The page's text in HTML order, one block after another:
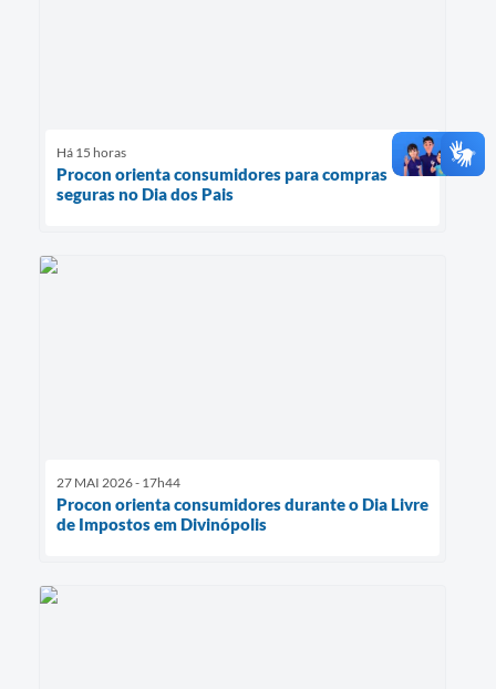
Há 15 horas
Procon orienta consumidores para compras
seguras no Dia dos Pais
27 MAI 2026 - 17h44
Procon orienta consumidores durante o Dia Livre
de Impostos em Divinópolis